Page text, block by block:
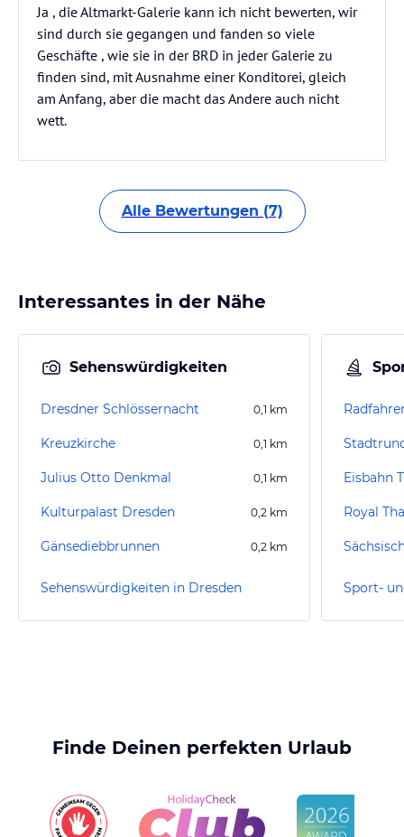
Ja , die Altmarkt-Galerie kann ich nicht bewerten, wir
sind durch sie gegangen und fanden so viele
Geschäfte , wie sie in der BRD in jeder Galerie zu
finden sind, mit Ausnahme einer Konditorei, gleich
am Anfang, aber die macht das Andere auch nicht
wett.
Alle Bewertungen (7)
Interessantes in der Nähe
Sehenswürdigkeiten
Dresdner Schlössernacht 0,1 km
Kreuzkirche 0,1 km
Julius Otto Denkmal 0,1 km
Kulturpalast Dresden 0,2 km
Gänsediebbrunnen 0,2 km
Sehenswürdigkeiten in Dresden
Royal
Finde Deinen perfekten Urlaub